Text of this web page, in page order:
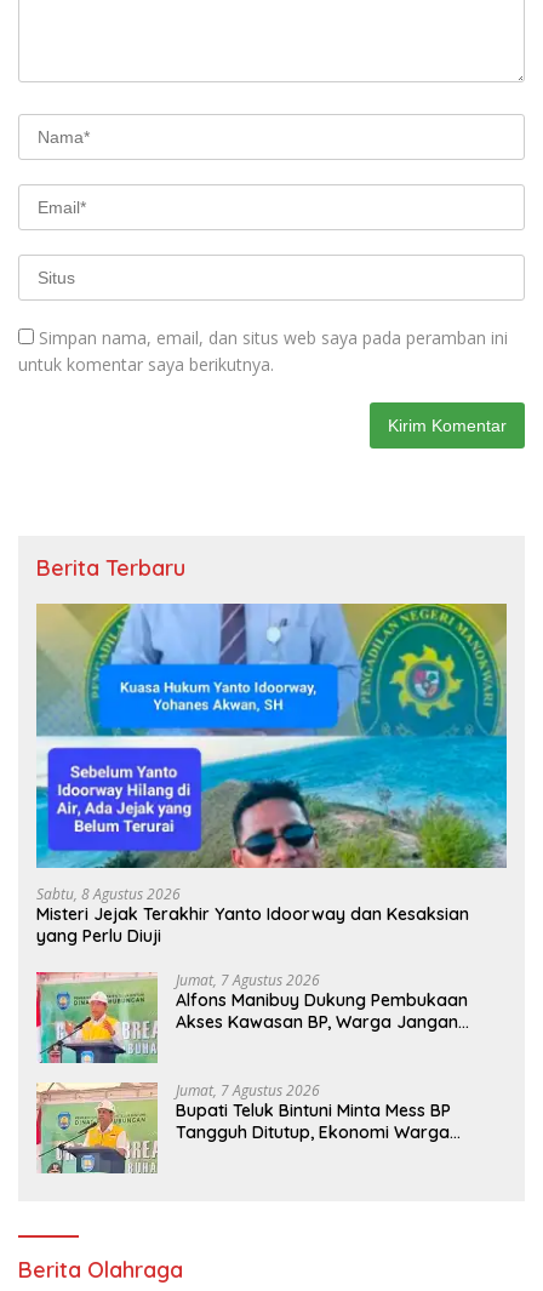
Simpan nama, email, dan situs web saya pada peramban ini
untuk komentar saya berikutnya.
Berita Terbaru
Sabtu, 8 Agustus 2026
Misteri Jejak Terakhir Yanto Idoorway dan Kesaksian
yang Perlu Diuji
Jumat, 7 Agustus 2026
Alfons Manibuy Dukung Pembukaan
Akses Kawasan BP, Warga Jangan
Jumat, 7 Agustus 2026
Bupati Teluk Bintuni Minta Mess BP
Tangguh Ditutup, Ekonomi Warga
Berita Olahraga